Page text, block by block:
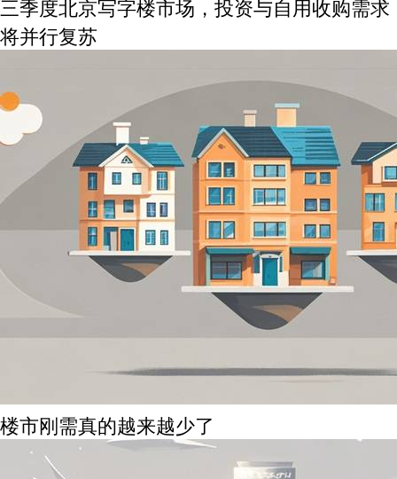
三季度北京写字楼市场，投资与自用收购需求
将并行复苏
楼市刚需真的越来越少了